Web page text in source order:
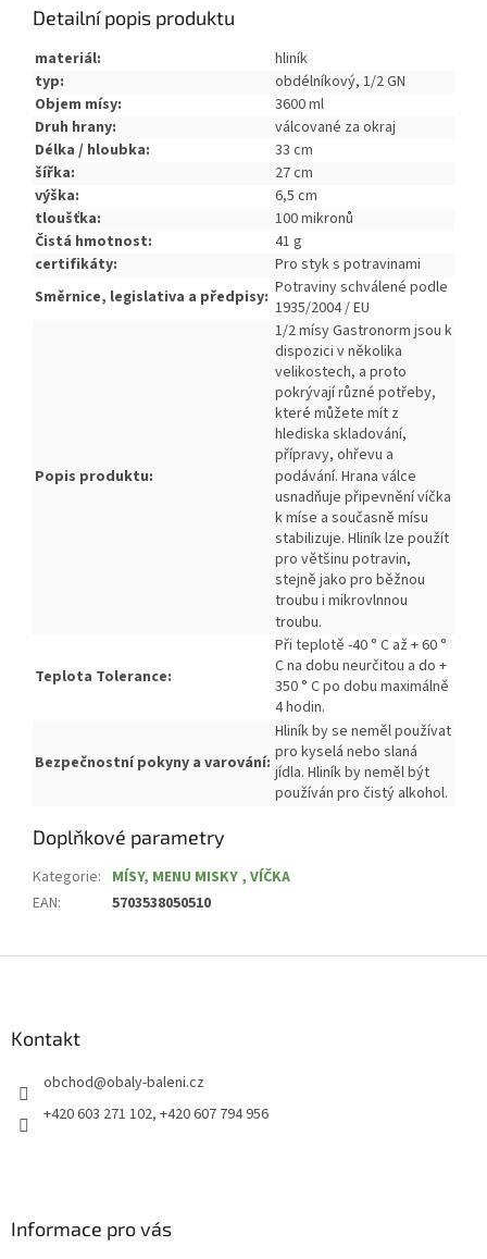
Detailní popis produktu
materiál:
hliník
typ:
obdélníkový, 1/2 GN
Objem mísy:
3600 ml
Druh hrany:
válcované za okraj
Délka / hloubka:
33 cm
šířka:
27 cm
výška:
6,5 cm
tloušťka:
100 mikronů
Čistá hmotnost:
41 g
certifikáty:
Pro styk s potravinami
Směrnice, legislativa a předpisy: Potraviny schválené podle
1935/2004 / EU
Popis produktu:
1/2 mísy Gastronorm jsou k
dispozici v několika
velikostech, a proto
pokrývají různé potřeby,
které můžete mít z
hlediska skladování,
přípravy, ohřevu a
podávání. Hrana válce
usnadňuje připevnění víčka
k míse a současně mísu
stabilizuje. Hliník lze použít
pro většinu potravin,
stejně jako pro běžnou
troubu i mikrovlnnou
troubu.
Teplota Tolerance:
Při teplotě -40 ° C až + 60 °
C na dobu neurčitou a do +
350 ° C po dobu maximálně
4 hodin.
Bezpečnostní pokyny a varování:
Hliník by se neměl používat
pro kyselá nebo slaná
jídla. Hliník by neměl být
používán pro čistý alkohol.
Doplňkové parametry
Kategorie: MÍSY, MENU MISKY , VÍČKA
EAN: 5703538050510
Kontakt
obchod@obaly-baleni.cz
+420 603 271 102, +420 607 794 956
Informace pro vás